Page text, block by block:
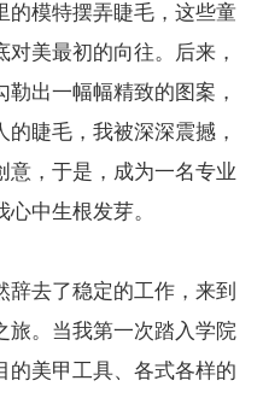
的模特摆弄睫毛，这些童
美最初的向往。后来，
出一幅幅精致的图案，
睫毛，我被深深震撼，
意，于是，成为一名专业
心中生根发芽。
去了稳定的工作，来到
旅。当我第一次踏入学院
的美甲工具、各式各样的